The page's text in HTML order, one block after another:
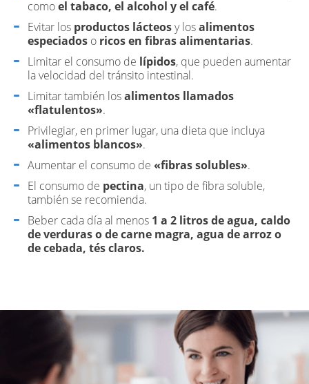
comoel tabaco, el alcohol y el café.
Evitar los productos lácteosy losalimentos
especiados o ricos en fibras alimentarias.
Limitar el consumo de lípidos, que pueden aumentar
la velocidad del tránsito intestinal.
Limitar también losalimentos llamados
«flatulentos».
Privilegiar, en primer lugar, una dieta que incluya
«alimentos blancos».
Aumentar el consumo de «fibras solubles».
El consumo de pectina, un tipo de fibra soluble,
también se recomienda.
Beber cada día al menos 1 a 2 litros de agua, caldo
de verduras o de carne magra, agua de arroz o
de cebada, tés claros.